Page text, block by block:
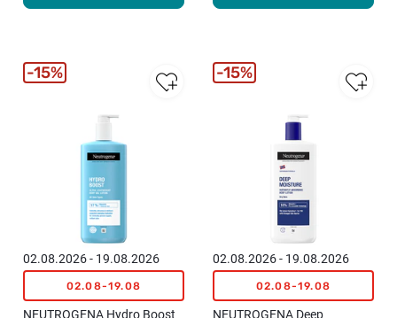
02.08.2026 - 19.08.2026
02.08-19.08
NEUTROGENA Hydro Boost
15%
02.08.2026 - 19.08.2026
02.08-19.08
NEUTROGENA Deep
15%